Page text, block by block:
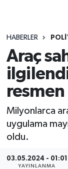
HABERLER
Araç
resmen
Milyonlarca
uygulama
oldu.
03.05.2024 - 01:01
YAYINLANMA